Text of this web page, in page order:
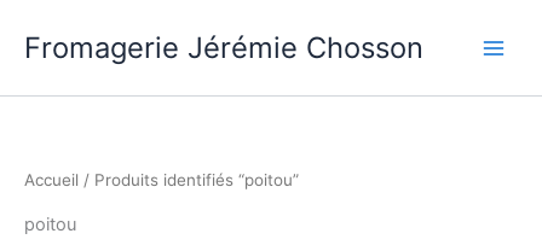
Fromagerie Jérémie Chosson
Accueil / Produits identifiés “poitou”
poitou